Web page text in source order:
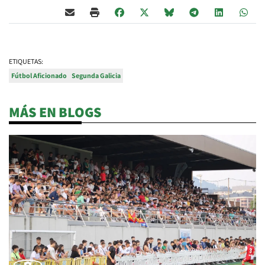
ETIQUETAS:
Fútbol Aficionado Segunda Galicia
MÁS EN BLOGS